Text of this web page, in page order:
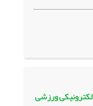
ورزشی